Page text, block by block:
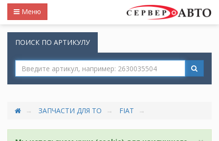
Меню
ПОИСК ПО АРТИКУЛУ
ЗАПЧАСТИ ДЛЯ ТО FIAT